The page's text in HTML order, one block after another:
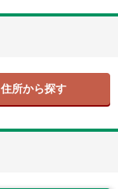
住所から探す